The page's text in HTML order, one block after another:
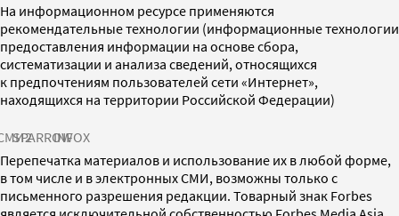
На информационном ресурсе применяются
рекомендательные технологии (информационные технологии
предоставления информации на основе сбора,
систематизации и анализа сведений, относящихся
к предпочтениям пользователей сети «Интернет»,
находящихся на территории Российской Федерации)
SPARROWINFOX
Перепечатка материалов и использование их в любой форме,
в том числе и в электронных СМИ, возможны только с
письменного разрешения редакции. Товарный знак Forbes